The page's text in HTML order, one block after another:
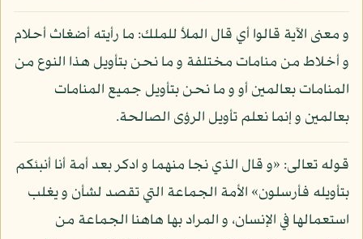
و معنى الآية قالوا أي قال الملأ للملك: ما رأيته أضغاث أحلام
و أخلاط من منامات مختلفة و ما نحن بتأويل هذا النوع من
المنامات بعالمين أو و ما نحن بتأويل جميع المنامات
بعالمين و إنما نعلم تأويل الرؤى الصالحة.
قوله تعالى: «و قال الذي نجا منهما و ادكر بعد أمة أنا أنبئكم
بتأويله فأرسلون» الأمة الجماعة التي تقصد لشأن و يغلب
استعمالها في الإنسان، و المراد بها هاهنا الجماعة من